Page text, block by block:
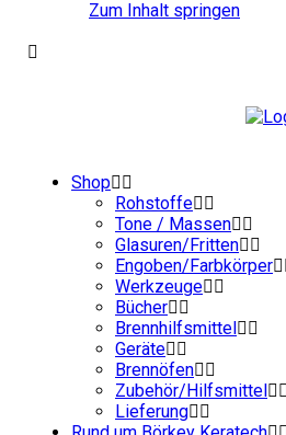
Zum Inhalt springen
Shop
Rohstoffe
Tone / Massen
Glasuren/Fritten
Engoben/Farbkörper
Werkzeuge
Bücher
Brennhilfsmittel
Geräte
Brennöfen
Zubehör/Hilfsmittel
Lieferung